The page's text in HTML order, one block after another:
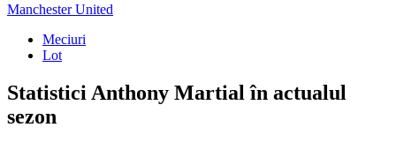
Manchester United
Meciuri
Lot
Statistici Anthony Martial în actualul
sezon